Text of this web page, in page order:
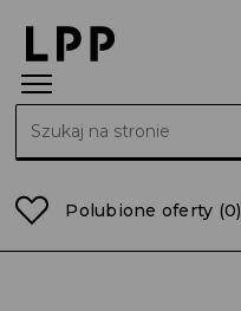
Polubione oferty (0)
Strona główna